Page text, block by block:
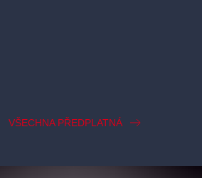
VŠECHNA PŘEDPLATNÁ